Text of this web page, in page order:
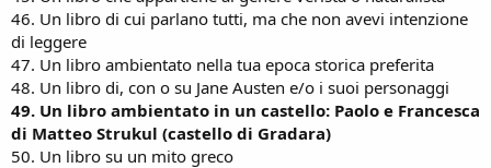
46. Un libro di cui parlano tutti, ma che non avevi intenzione
di leggere
47. Un libro ambientato nella tua epoca storica preferita
48. Un libro di, con o su Jane Austen e/o i suoi personaggi
49. Un libro ambientato in un castello: Paolo e Francesca
di Matteo Strukul (castello di Gradara)
50. Un libro su un mito greco